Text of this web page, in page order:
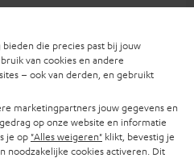
die precies past bij jouw
van cookies en andere
– ook van derden, en gebruikt
marketingpartners jouw gegevens en
op onze website en informatie
je op "Alles weigeren" klikt, bevestig je
noodzakelijke cookies activeren. Dit